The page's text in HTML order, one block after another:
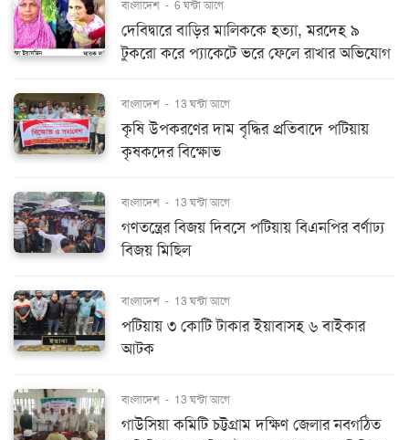
বাংলাদেশ - 6 ঘন্টা আগে
দেবিদ্বারে বাড়ির মালিককে হত্যা, মরদেহ ৯
টুকরো করে প্যাকেটে ভরে ফেলে রাখার অভিযোগ
বাংলাদেশ - 13 ঘন্টা আগে
কৃষি উপকরণের দাম বৃদ্ধির প্রতিবাদে পটিয়ায়
কৃষকদের বিক্ষোভ
বাংলাদেশ - 13 ঘন্টা আগে
গণতন্ত্রের বিজয় দিবসে পটিয়ায় বিএনপির বর্ণাঢ্য
বিজয় মিছিল
বাংলাদেশ - 13 ঘন্টা আগে
পটিয়ায় ৩ কোটি টাকার ইয়াবাসহ ৬ বাইকার
আটক
বাংলাদেশ - 13 ঘন্টা আগে
গাউসিয়া কমিটি চট্টগ্রাম দক্ষিণ জেলার নবগঠিত